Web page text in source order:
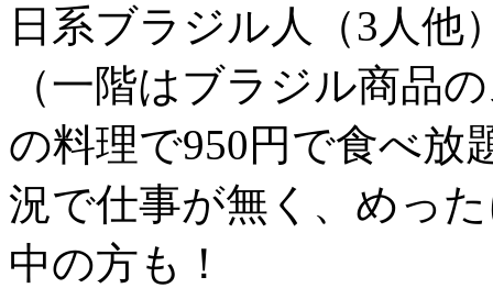
日系ブラジル人（3人他
（一階はブラジル商品
の料理で950円で食べ放
況で仕事が無く、めっ
中の方も！